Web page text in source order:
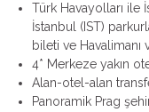
Türk Havayolları ile
İstanbul (IST)
bileti ve Havalimanı
4* Merkeze yakın
Alan-otel-alan
Panoramik Prag